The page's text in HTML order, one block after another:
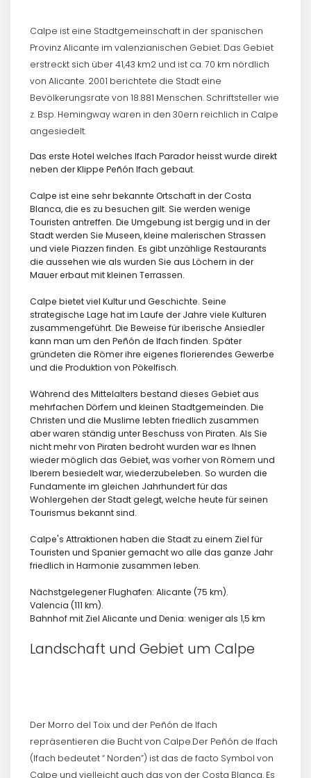
Calpe ist eine Stadtgemeinschaft in der spanischen
Provinz Alicante im valenzianischen Gebiet. Das Gebiet
erstreckt sich über 41,43 km2 und ist ca. 70 km nördlich
von Alicante. 2001 berichtete die Stadt eine
Bevölkerungsrate von 18.881 Menschen. Schriftsteller wie
z. Bsp. Hemingway waren in den 30ern reichlich in Calpe
angesiedelt.
Das erste Hotel welches Ifach Parador heisst wurde direkt
neben der Klippe Peñón Ifach gebaut.
Calpe ist eine sehr bekannte Ortschaft in der Costa
Blanca, die es zu besuchen gilt. Sie werden wenige
Touristen antreffen. Die Umgebung ist bergig und in der
Stadt werden Sie Museen, kleine malerischen Strassen
und viele Piazzen finden. Es gibt unzählige Restaurants
die aussehen wie als wurden Sie aus Löchern in der
Mauer erbaut mit kleinen Terrassen.
Calpe bietet viel Kultur und Geschichte. Seine
strategische Lage hat im Laufe der Jahre viele Kulturen
zusammengeführt. Die Beweise für iberische Ansiedler
kann man um den Peñón de Ifach finden. Später
gründeten die Römer ihre eigenes florierendes Gewerbe
und die Produktion von Pökelfisch.
Während des Mittelalters bestand dieses Gebiet aus
mehrfachen Dörfern und kleinen Stadtgemeinden. Die
Christen und die Muslime lebten friedlich zusammen
aber waren ständig unter Beschuss von Piraten. Als Sie
nicht mehr von Piraten bedroht wurden war es Ihnen
wieder möglich das Gebiet, was vorher von Römern und
Iberern besiedelt war, wiederzubeleben. So wurden die
Fundamente im gleichen Jahrhundert für das
Wohlergehen der Stadt gelegt, welche heute für seinen
Tourismus bekannt sind.
Calpe's Attraktionen haben die Stadt zu einem Ziel für
Touristen und Spanier gemacht wo alle das ganze Jahr
friedlich in Harmonie zusammen leben.
Nächstgelegener Flughafen: Alicante (75 km).
Valencia (111 km).
Bahnhof mit Ziel Alicante und Denia: weniger als 1,5 km
Landschaft und Gebiet um Calpe
Der Morro del Toix und der Peñón de Ifach
repräsentieren die Bucht von Calpe.Der Peñón de Ifach
(Ifach bedeutet “ Norden”) ist das de facto Symbol von
Calpe und vielleicht auch das von der Costa Blanca. Es